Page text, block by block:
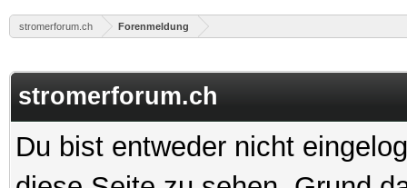
stromerforum.ch Forenmeldung
stromerforum.ch
Du bist entweder nicht